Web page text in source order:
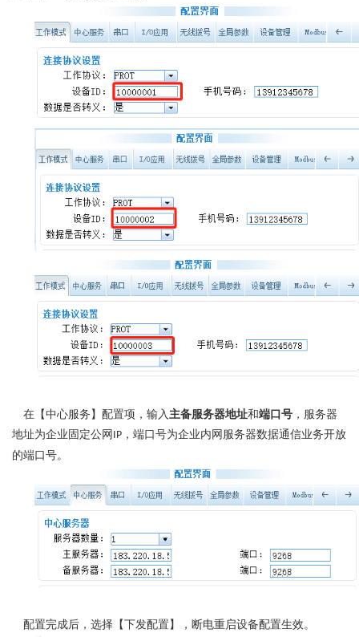
在【中心服务】 配置项，输入 主备服务器地址和端口号 ，服务器
地址为企业固定公网 IP ，端口号为企业内网服务器数据通信业务开放
的端口号。
配置完成后，选择 【下发配置】， 断电重启设备配置生效 。